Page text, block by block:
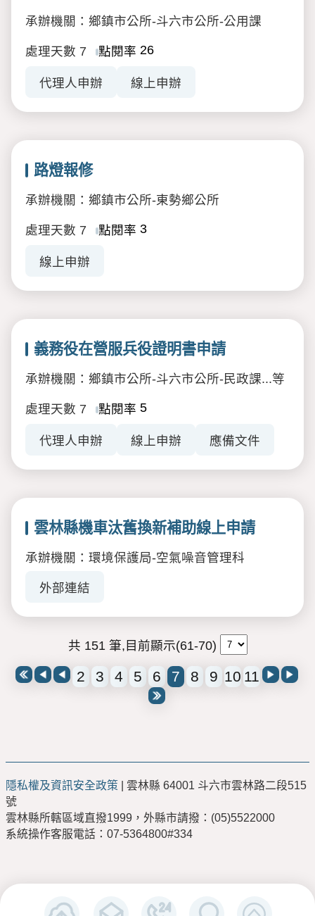
承辦機關：鄉鎮市公所-斗六市公所-公用課
處理天數 7 點閱率 26
代理人申辦 線上申辦
路燈報修
承辦機關：鄉鎮市公所-東勢鄉公所
處理天數 7 點閱率 3
線上申辦
義務役在營服兵役證明書申請
承辦機關：鄉鎮市公所-斗六市公所-民政課...等
處理天數 7 點閱率 5
代理人申辦 線上申辦 應備文件
雲林縣機車汰舊換新補助線上申請
承辦機關：環境保護局-空氣噪音管理科
外部連結
共 151 筆,目前顯示(61-70)
2 3 4 5 6 7 8 9 10 11
隱私權及資訊安全政策 | 雲林縣 64001 斗六市雲林路二段515
號
雲林縣所轄區域直撥1999，外縣市請撥：(05)5522000
系統操作客服電話：07-5364800#334